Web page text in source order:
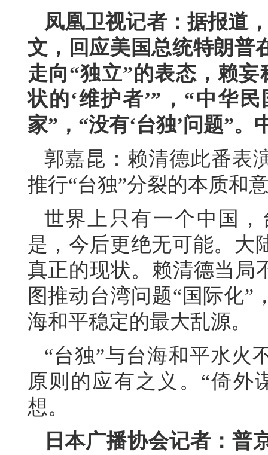
凤凰卫视记者：据报道
文，回应美国总统特朗普
走向“独立”的表态，赖
状的‘维护者’”，“中华
家”，“没有‘台独’问题”
郭嘉昆：赖清德此番表
推行“台独”分裂的本质和
世界上只有一个中国
是，今后更绝无可能。大
真正的现状。赖清德当局
图推动台湾问题“国际化”
海和平稳定的最大乱源。
“台独”与台海和平水火
原则的应有之义。“倚外
想。
日本广播协会记者：普